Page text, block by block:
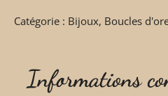
Catégorie : Bijoux, Boucles
Informations